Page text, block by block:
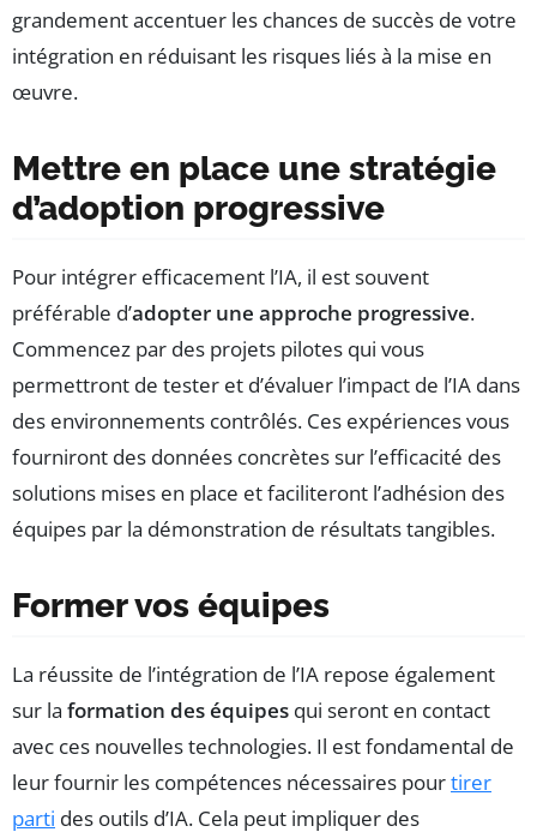
grandement accentuer les chances de succès de votre
intégration en réduisant les risques liés à la mise en
œuvre.
Mettre en place une stratégie
d’adoption progressive
Pour intégrer efficacement l’IA, il est souvent
préférable d’adopter une approche progressive.
Commencez par des projets pilotes qui vous
permettront de tester et d’évaluer l’impact de l’IA dans
des environnements contrôlés. Ces expériences vous
fourniront des données concrètes sur l’efficacité des
solutions mises en place et faciliteront l’adhésion des
équipes par la démonstration de résultats tangibles.
Former vos équipes
La réussite de l’intégration de l’IA repose également
sur la formation des équipes qui seront en contact
avec ces nouvelles technologies. Il est fondamental de
leur fournir les compétences nécessaires pourtirer
parti des outils d’IA. Cela peut impliquer des